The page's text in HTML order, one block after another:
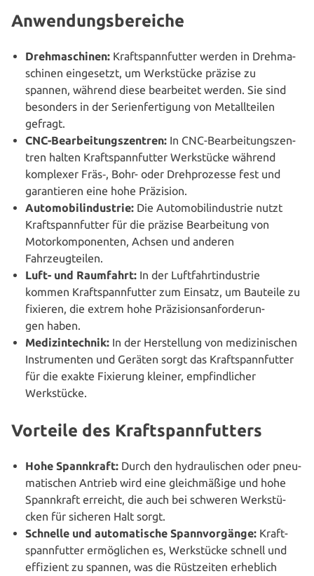
Anwendungsbereiche
Dreh­ma­schi­nen: Kraft­spann­fut­ter werden in Dreh­ma­
schi­nen ein­ge­setzt, um Werk­stü­cke präzise zu
spannen, während diese bear­bei­tet werden. Sie sind
besonders in der Seri­en­fer­ti­gung von Metall­tei­len
gefragt.
CNC-Bear­bei­tungs­zen­tren: In CNC-Bear­bei­tungs­zen­
tren halten Kraft­spann­fut­ter Werk­stü­cke während
komplexer Fräs‑, Bohr- oder Dreh­pro­zes­se fest und
garan­tie­ren eine hohe Präzision.
Auto­mo­bil­in­dus­trie: Die Auto­mo­bil­in­dus­trie nutzt
Kraft­spann­fut­ter für die präzise Bear­bei­tung von
Motor­kom­po­nen­ten, Achsen und anderen
Fahrzeugteilen.
Luft- und Raumfahrt: In der Luft­fahrt­in­dus­trie
kommen Kraft­spann­fut­ter zum Einsatz, um Bauteile zu
fixieren, die extrem hohe Prä­zi­si­ons­an­for­de­run­
gen haben.
Medi­zin­tech­nik: In der Her­stel­lung von medi­zi­ni­schen
Instru­men­ten und Geräten sorgt das Kraft­spann­fut­ter
für die exakte Fixierung kleiner, emp­find­li­cher
Werkstücke.
Vorteile des Kraftspannfutters
Hohe Spann­kraft: Durch den hydrau­li­schen oder pneu­
ma­ti­schen Antrieb wird eine gleich­mä­ßi­ge und hohe
Spann­kraft erreicht, die auch bei schweren Werk­stü­
cken für sicheren Halt sorgt.
Schnelle und auto­ma­ti­sche Spann­vor­gän­ge: Kraft­
spann­fut­ter ermög­li­chen es, Werk­stü­cke schnell und
effizient zu spannen, was die Rüst­zei­ten erheblich